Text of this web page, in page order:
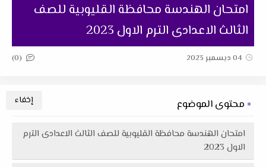
امتحان الهندسة محافظة القليوبية للصف
الثالث الاعدادى الترم الاول 2023
04 ديسمبر 2023 (0)
محتوى الموضوع
امتحان الهندسة محافظة القليوبية للصف الثالث الاعدادى الترم
الاول 2023